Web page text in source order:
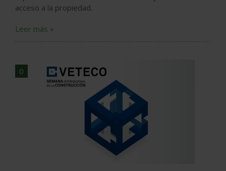
acceso a la propiedad.
Leer más »
0